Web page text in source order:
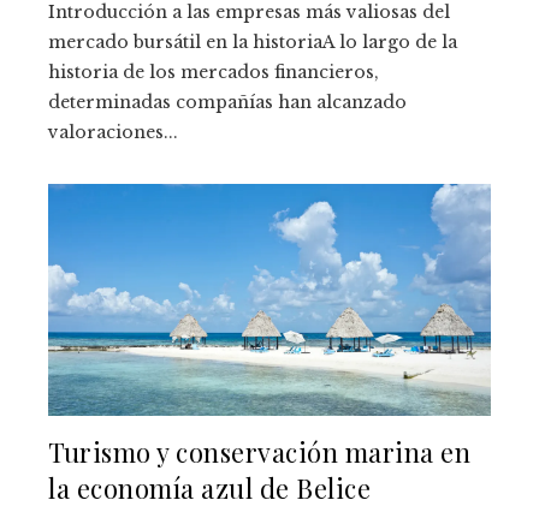
Introducción a las empresas más valiosas del
mercado bursátil en la historiaA lo largo de la
historia de los mercados financieros,
determinadas compañías han alcanzado
valoraciones...
Turismo y conservación marina en
la economía azul de Belice